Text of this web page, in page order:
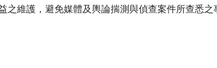
之維護，避免媒體及輿論揣測與偵查案件所查悉